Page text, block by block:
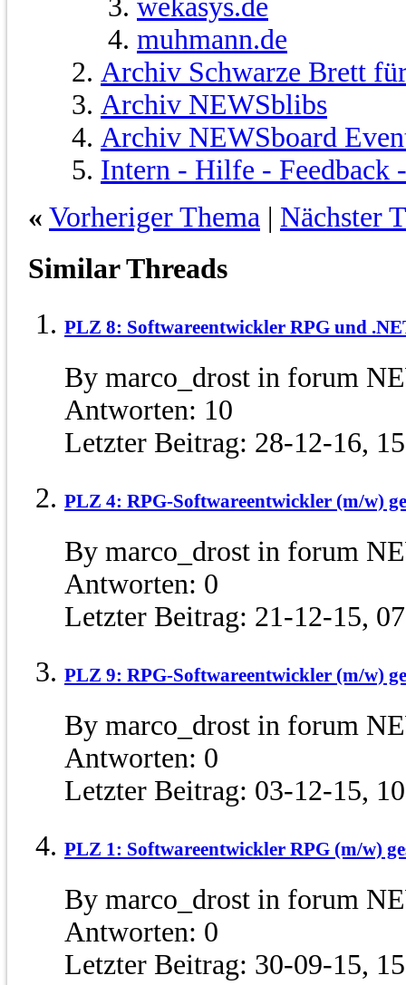
wekasys.de
muhmann.de
Archiv Schwarze Brett
Archiv NEWSblibs
Archiv NEWSboard
Intern - Hilfe - Feedback
« Vorheriger Thema | Nächster
Similar Threads
PLZ 8: Softwareentwickler RPG und
By marco_drost in forum
Antworten: 10
Letzter Beitrag: 28-12-16,
PLZ 4: RPG-Softwareentwickler (m/w)
By marco_drost in forum
Antworten: 0
Letzter Beitrag: 21-12-15,
PLZ 9: RPG-Softwareentwickler (m/w)
By marco_drost in forum
Antworten: 0
Letzter Beitrag: 03-12-15,
PLZ 1: Softwareentwickler RPG (m/w)
By marco_drost in forum
Antworten: 0
Letzter Beitrag: 30-09-15,